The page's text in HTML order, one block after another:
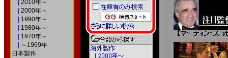
2010年～
2000年～
1990年～
1980年～
1970年～
～1969年
日本製作